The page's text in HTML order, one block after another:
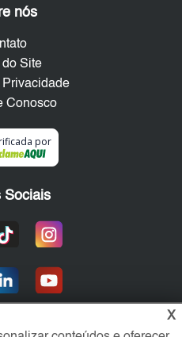
nós
do Site
Conosco
por
Sociais
X